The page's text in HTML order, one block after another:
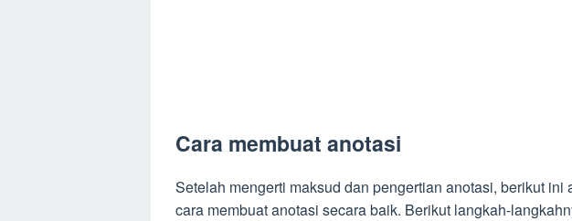
Cara membuat anotasi
Setelah mengerti maksud dan pengertian anotasi, berikut
cara membuat anotasi secara baik. Berikut langkah-